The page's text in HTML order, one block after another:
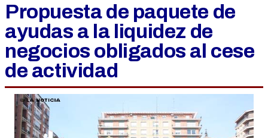
Propuesta de paquete de
ayudas a la liquidez de
negocios obligados al cese
de actividad